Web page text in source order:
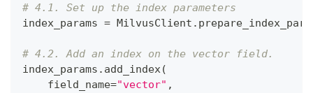
# 4.1. Set up the index parameters
index_params = MilvusClient .
# 4.2. Add an index on the vector field.
index_params . add_index(
    field_name
="vector" ,